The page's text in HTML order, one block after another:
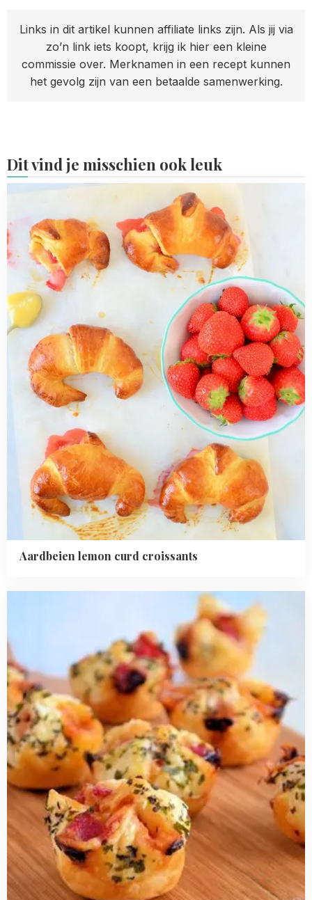
Links in dit artikel kunnen affiliate links zijn. Als jij via
zo’n link iets koopt, krijg ik hier een kleine
commissie over. Merknamen in een recept kunnen
het gevolg zijn van een betaalde samenwerking.
Dit vind je misschien ook leuk
Aardbeien lemon curd croissants
about
Aardbeien
lemon
croissants
Pizza
bonbons